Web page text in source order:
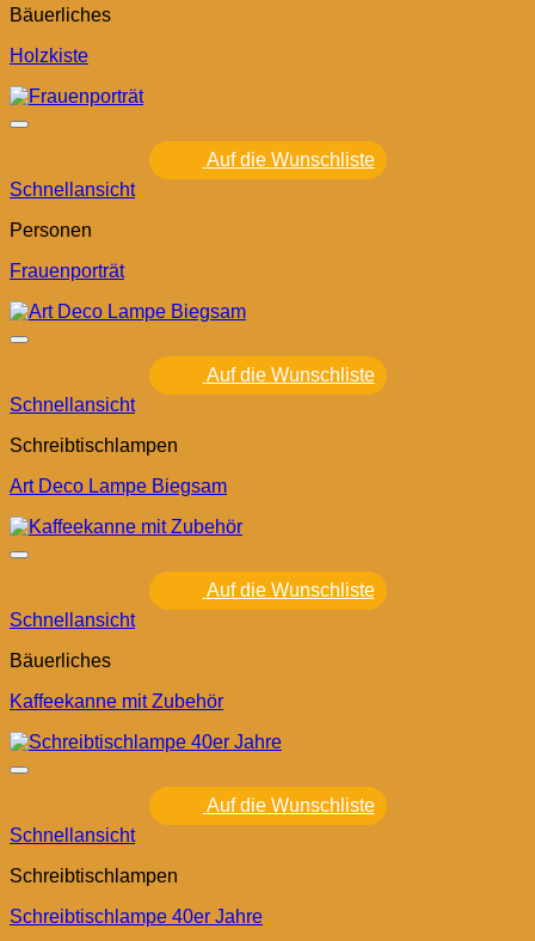
Bäuerliches
Holzkiste
Auf die Wunschliste
Schnellansicht
Personen
Frauenporträt
Auf die Wunschliste
Schnellansicht
Schreibtischlampen
Art Deco Lampe Biegsam
Auf die Wunschliste
Schnellansicht
Bäuerliches
Kaffeekanne mit Zubehör
Auf die Wunschliste
Schnellansicht
Schreibtischlampen
Schreibtischlampe 40er Jahre